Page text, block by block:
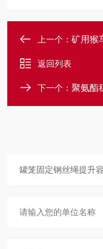
上一个： 矿用猴
返回列表
下一个： 聚氨酯